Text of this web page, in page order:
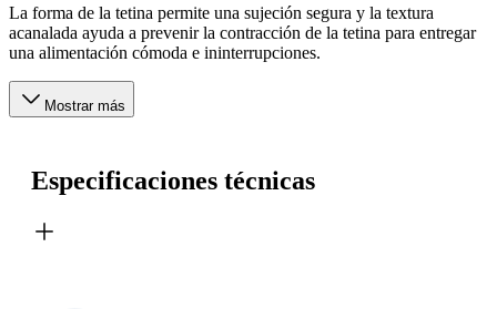
La forma de la tetina permite una sujeción segura y la textura
acanalada ayuda a prevenir la contracción de la tetina para entregar
una alimentación cómoda e ininterrupciones.
Mostrar más
Especificaciones técnicas